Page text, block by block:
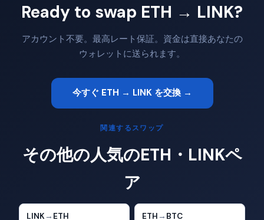
Ready to swap ETH → LINK?
アカウント不要。最高レート保証。資金は直接あなたの
ウォレットに送られます。
今すぐ ETH → LINK を交換 →
関連するスワップ
その他の人気のETH・LINKペ
ア
LINK→ ETH ETH → BTC